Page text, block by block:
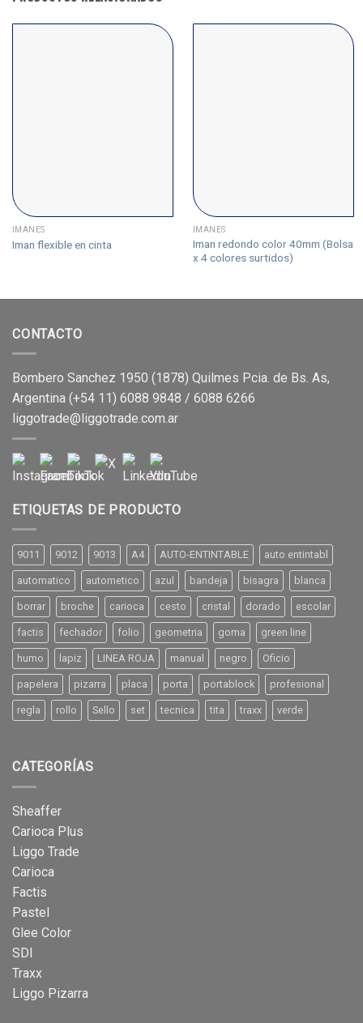
IMANES
Iman flexible en cinta
IMANES
Iman redondo color 40mm (Bolsa
x 4 colores surtidos)
CONTACTO
Bombero Sanchez 1950 (1878) Quilmes Pcia. de Bs. As,
Argentina (+54 11) 6088 9848 / 6088 6266
liggotrade@liggotrade.com.ar
ETIQUETAS DE PRODUCTO
9011 9012 9013 A4 AUTO-ENTINTABLE auto entintabl
automatico autometico azul bandeja bisagra blanca
borrar broche carioca cesto cristal dorado escolar
factis fechador folio geometria goma green line
humo lapiz LINEA ROJA manual negro Oficio
papelera pizarra placa porta portablock profesional
regla rollo Sello set tecnica tita traxx verde
CATEGORÍAS
Sheaffer
Carioca Plus
Liggo Trade
Carioca
Factis
Pastel
Glee Color
SDI
Traxx
Liggo Pizarra